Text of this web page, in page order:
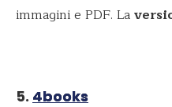
immagini e PDF. La
5. 4books